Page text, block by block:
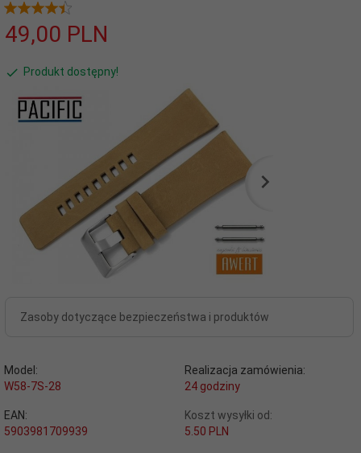
49,00 PLN
Produkt dostępny!
Zasoby dotyczące bezpieczeństwa i produktów
Model:
W58-7S-28
Realizacja zamówienia:
24 godziny
EAN:
5903981709939
Koszt wysyłki od:
5.50 PLN